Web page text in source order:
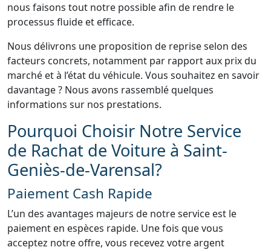
nous faisons tout notre possible afin de rendre le
processus fluide et efficace.
Nous délivrons une proposition de reprise selon des
facteurs concrets, notamment par rapport aux prix du
marché et à l’état du véhicule. Vous souhaitez en savoir
davantage ? Nous avons rassemblé quelques
informations sur nos prestations.
Pourquoi Choisir Notre Service
de Rachat de Voiture à Saint-
Geniès-de-Varensal?
Paiement Cash Rapide
L’un des avantages majeurs de notre service est le
paiement en espèces rapide. Une fois que vous
acceptez notre offre, vous recevez votre argent